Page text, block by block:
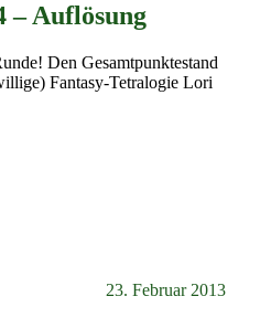
– Auflösung
Den Gesamtpunktestand
Fantasy-Tetralogie Lori
23. Februar 2013